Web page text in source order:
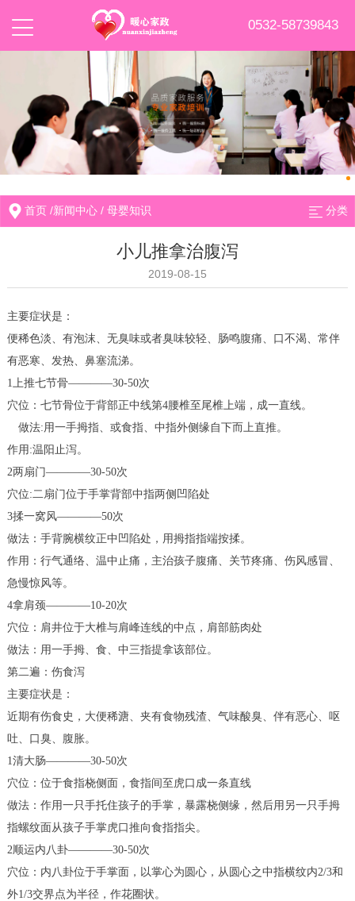
0532-58739843
首页 /新闻中心 /母婴知识 分类
小儿推拿治腹泻
2019-08-15
主要症状是：
便稀色淡、有泡沫、无臭味或者臭味较轻、肠鸣腹痛、口不渴、常伴
有恶寒、发热、鼻塞流涕。
1上推七节骨————30-50次
穴位：七节骨位于背部正中线第4腰椎至尾椎上端，成一直线。
做法:用一手拇指、或食指、中指外侧缘自下而上直推。
作用:温阳止泻。
2两扇门————30-50次
穴位:二扇门位于手掌背部中指两侧凹陷处
3揉一窝风————50次
做法：手背腕横纹正中凹陷处，用拇指指端按揉。
作用：行气通络、温中止痛，主治孩子腹痛、关节疼痛、伤风感冒、
急慢惊风等。
4拿肩颈————10-20次
穴位：肩井位于大椎与肩峰连线的中点，肩部筋肉处
做法：用一手拇、食、中三指提拿该部位。
第二遍：伤食泻
主要症状是：
近期有伤食史，大便稀溏、夹有食物残渣、气味酸臭、伴有恶心、呕
吐、口臭、腹胀。
1清大肠————30-50次
穴位：位于食指桡侧面，食指间至虎口成一条直线
做法：作用一只手托住孩子的手掌，暴露桡侧缘，然后用另一只手拇
指螺纹面从孩子手掌虎口推向食指指尖。
2顺运内八卦————30-50次
穴位：内八卦位于手掌面，以掌心为圆心，从圆心之中指横纹内2/3和
外1/3交界点为半径，作花圈状。